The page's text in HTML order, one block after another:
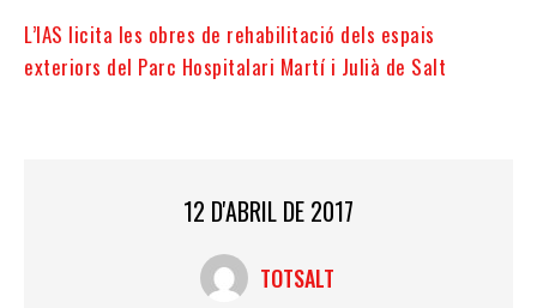
L’IAS licita les obres de rehabilitació dels espais
exteriors del Parc Hospitalari Martí i Julià de Salt
12 D'ABRIL DE 2017
TOTSALT